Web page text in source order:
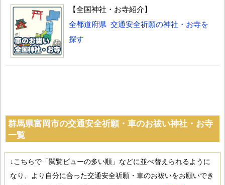
【全国神社・お寺紹介】
全都道府県 交通安全祈願の神社・お寺を
探す
群馬県富岡市の交通安全祈願・車のお祓い神社・お寺
一覧
↓こちらで「閲覧ビューの多い順」などに並べ替えられるように
なり、より自分に合った交通安全祈願・車のお祓いをお願いでき